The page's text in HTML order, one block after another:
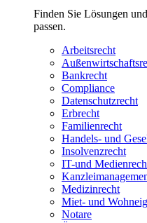
Finden Sie Lösungen
passen.
Arbeitsrecht
Bankrecht
Compliance
Datenschutzrecht
Erbrecht
Familienrecht
Handels- und
Insolvenzrecht
IT-und
Medizinrecht
Miet- und
Notare